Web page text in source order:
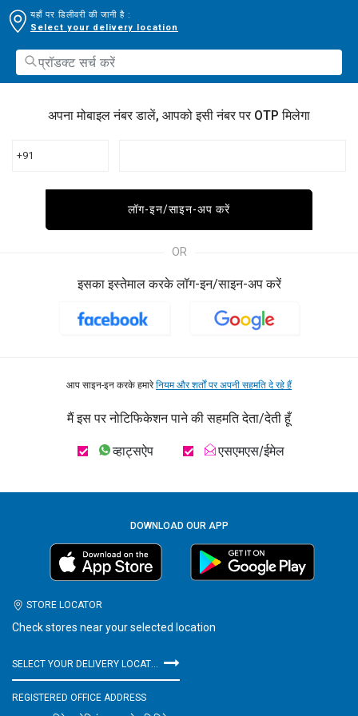
यहाँ पर डिलीवरी की जानी है :
Select your delivery location
अपना मोबाइल नंबर डालें, आपको इसी नंबर पर OTP मिलेगा
+91
लॉग-इन/साइन-अप करें
OR
इसका इस्तेमाल करके लॉग-इन/साइन-अप करें
आप साइन-इन करके हमारेनियम और शर्तों पर अपनी सहमति दे रहे हैं
मैं इस पर नोटिफिकेशन पाने की सहमति देता/देती हूँ
व्हाट्सऐप एसएमएस/ईमेल
DOWNLOAD OUR APP
STORE LOCATOR
Check stores near your selected location
SELECT YOUR DELIVERY LOCATION
REGISTERED OFFICE ADDRESS